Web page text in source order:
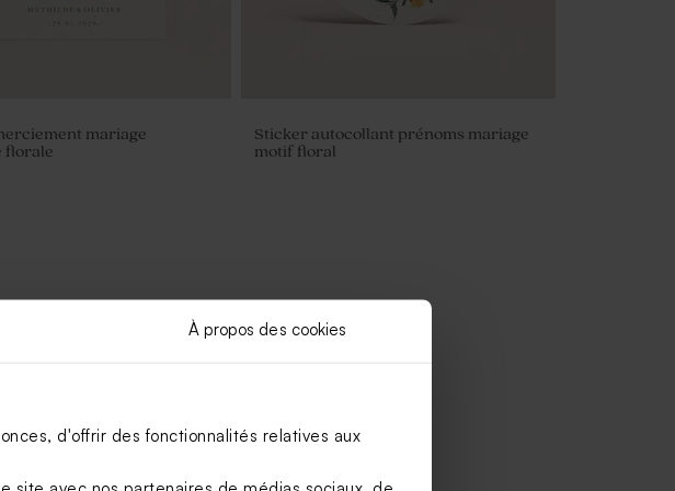
À propos des cookies
d'offrir des fonctionnalités relatives aux
mariage
florale
Sticker autocollant prénoms mariage
motif floral